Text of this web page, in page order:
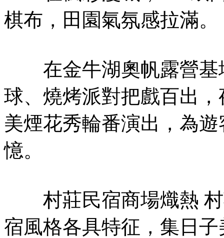
棋布，田園氣氛感拉滿。
在金牛湖奧帆露營基
球、燒烤派對把戲百出
美煙花秀輪番演出，為
憶。
村莊民宿商場熾熱 村
宿風格各具特征，集日